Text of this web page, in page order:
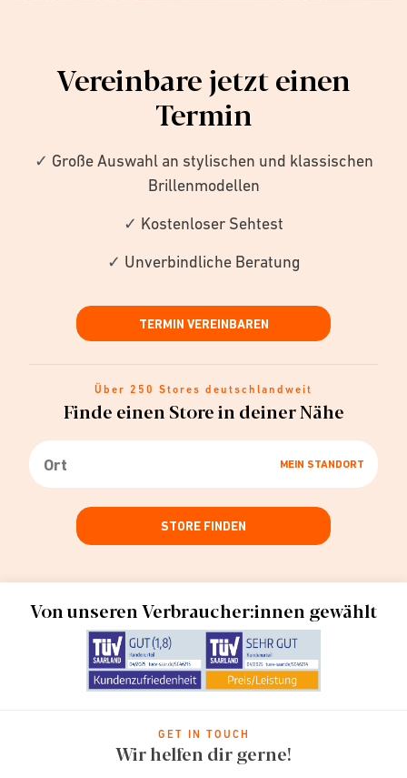
Vereinbare jetzt einen
Termin
✓ Große Auswahl an stylischen und klassischen
Brillenmodellen
✓ Kostenloser Sehtest
✓ Unverbindliche Beratung
TERMIN VEREINBAREN
Über 250 Stores deutschlandweit
Finde einen Store in deiner Nähe
MEIN STANDORT
STORE FINDEN
Von unseren Verbraucher:innen gewählt
GET IN TOUCH
Wir helfen dir gerne!